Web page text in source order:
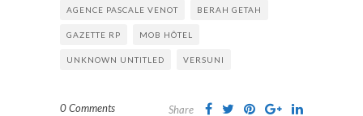
AGENCE PASCALE VENOT BERAH GETAH
GAZETTE RP MOB HÔTEL
UNKNOWN UNTITLED VERSUNI
0 Comments Share